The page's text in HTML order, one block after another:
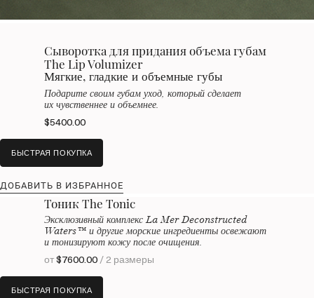
Сыворотка для придания объема губам
The Lip Volumizer
Мягкие, гладкие и объемные губы
Подарите своим губам уход, который сделает
их чувственнее и объемнее.
$5400.00
БЫСТРАЯ ПОКУПКА
ДОБАВИТЬ В ИЗБРАННОЕ
Тоник The Tonic
Эксклюзивный комплекс La Mer Deconstructed
Waters™ и другие морские ингредиенты освежают
и тонизируют кожу после очищения.
от$7600.00/ 2 размеры
БЫСТРАЯ ПОКУПКА